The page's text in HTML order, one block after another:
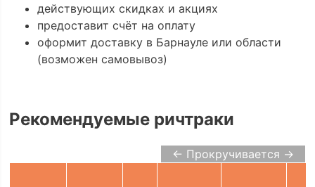
действующих скидках и акциях
предоставит счёт на оплату
оформит доставку в Барнауле или области
(возможен самовывоз)
Рекомендуемые ричтраки
← Прокручивается →